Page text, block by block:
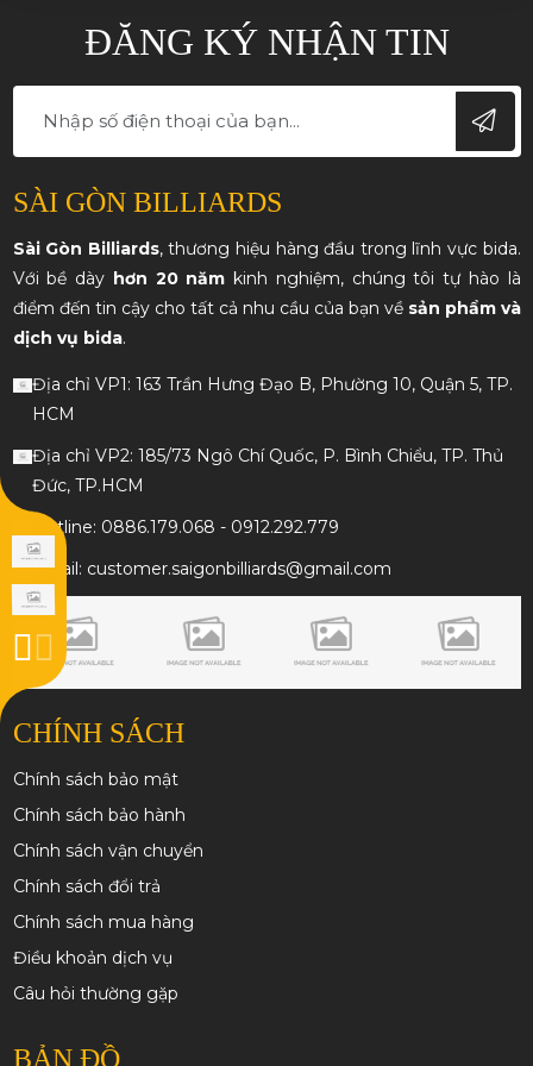
ĐĂNG KÝ NHẬN TIN
SÀI GÒN BILLIARDS
Sài Gòn Billiards, thương hiệu hàng đầu trong lĩnh vực bida.
Với bề dày hơn 20 năm kinh nghiệm, chúng tôi tự hào là
điểm đến tin cậy cho tất cả nhu cầu của bạn về sản phẩm và
dịch vụ bida.
Địa chỉ VP1: 163 Trần Hưng Đạo B, Phường 10, Quận 5, TP.
HCM
Địa chỉ VP2: 185/73 Ngô Chí Quốc, P. Bình Chiểu, TP. Thủ
Đức, TP.HCM
Hotline: 0886.179.068 - 0912.292.779
Email: customer.saigonbilliards@gmail.com
CHÍNH SÁCH
Chính sách bảo mật
Chính sách bảo hành
Chính sách vận chuyển
Chính sách đổi trả
Chính sách mua hàng
Điều khoản dịch vụ
Câu hỏi thường gặp
BẢN ĐỒ